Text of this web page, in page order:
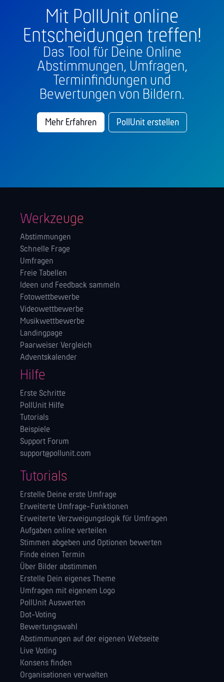
Mit PollUnit online
Entscheidungen treffen!
Das Tool für Deine Online
Abstimmungen, Umfragen,
Terminfindungen und
Bewertungen von Bildern.
Mehr Erfahren PollUnit erstellen
Werkzeuge
Abstimmungen
Schnelle Frage
Umfragen
Freie Tabellen
Ideen und Feedback sammeln
Fotowettbewerbe
Videowettbewerbe
Musikwettbewerbe
Landingpage
Paarweiser Vergleich
Adventskalender
Hilfe
Erste Schritte
PollUnit Hilfe
Tutorials
Beispiele
Support Forum
support@pollunit.com
Tutorials
Erstelle Deine erste Umfrage
Erweiterte Umfrage-Funktionen
Erweiterte Verzweigungslogik für Umfragen
Aufgaben online verteilen
Stimmen abgeben und Optionen bewerten
Finde einen Termin
Über Bilder abstimmen
Erstelle Dein eigenes Theme
Umfragen mit eigenem Logo
PollUnit Auswerten
Dot-Voting
Bewertungswahl
Abstimmungen auf der eigenen Webseite
Live Voting
Konsens finden
Orga­nisationen verwalten